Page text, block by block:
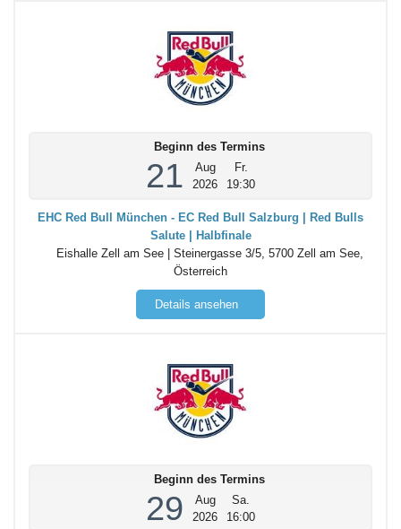
Beginn des Termins
21
Aug
2026
Fr.
19:30
EHC Red Bull München - EC Red Bull Salzburg | Red Bulls
Salute | Halbfinale
Eishalle Zell am See | Steinergasse 3/5, 5700 Zell am See,
Österreich
Details ansehen
Beginn des Termins
29
Aug
2026
Sa.
16:00